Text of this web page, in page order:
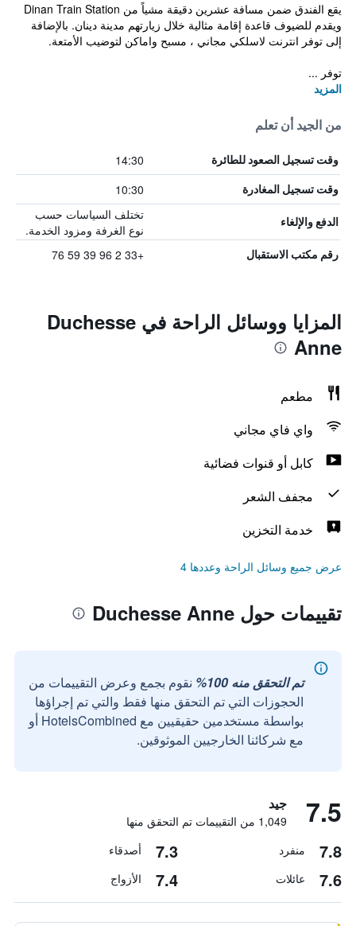
يقع الفندق ضمن مسافة عشرين دقيقة مشياً من Dinan Train Station
ويقدم للضيوف قاعدة إقامة مثالية خلال زيارتهم مدينة دينان. بالإضافة
إلى توفر انترنت لاسلكي مجاني ، مسبح واماكن لتوضيب الأمتعة.
توفر ...
المزيد
من الجيد أن تعلم
وقت تسجيل الصعود للطائرة 14:30
وقت تسجيل المغادرة 10:30
الدفع والإلغاء
تختلف السياسات حسب
نوع الغرفة ومزود الخدمة.
رقم مكتب الاستقبال +33 2 96 39 59 76
المزايا ووسائل الراحة في Duchesse
Anne
مطعم
واي فاي مجاني
كابل أو قنوات فضائية
مجفف الشعر
خدمة التخزين
عرض جميع وسائل الراحة وعددها 4
تقييمات حول Duchesse Anne
تم التحقق منه 100%
نقوم بجمع وعرض التقييمات من
الحجوزات التي تم التحقق منها فقط والتي تم إجراؤها
بواسطة مستخدمين حقيقيين مع HotelsCombined أو
مع شركائنا الخارجيين الموثوقين.
7.5 جيد
1,049 من التقييمات تم التحقق منها
7.8 منفرد 7.3 أصدقاء
7.6 عائلات 7.4 الأزواج